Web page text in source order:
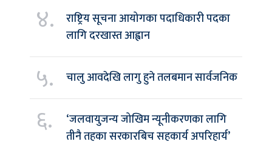
४.
राष्ट्रिय सूचना आयोगका पदाधिकारी पदका
लागि दरखास्त आह्वान
५. चालु आवदेखि लागु हुने तलबमान सार्वजनिक
६.
‘जलवायुजन्य जोखिम न्यूनीकरणका लागि
तीनै तहका सरकारबिच सहकार्य अपरिहार्य’